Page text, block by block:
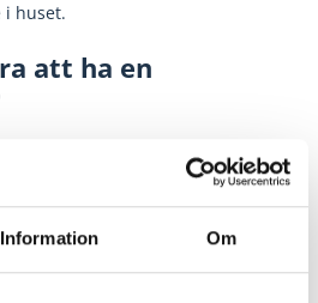
Information Om
i huset.
att ha en
att vädra och släppa in frisk,
insekter och du behöver inte
Det är också tryggt att vädra och